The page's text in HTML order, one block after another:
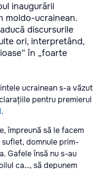
inaugurării
moldo-ucrainean.
discursurile
ori, interpretând,
în „foarte
ucrainean s-a văzut
pentru premierul
.
împreună să le facem
suflet, domnule prim-
Gafele însă nu s-au
ca…, să depunem